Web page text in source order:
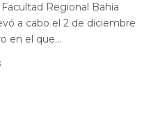
Regional Bahía
a cabo el 2 de diciembre
en el que...